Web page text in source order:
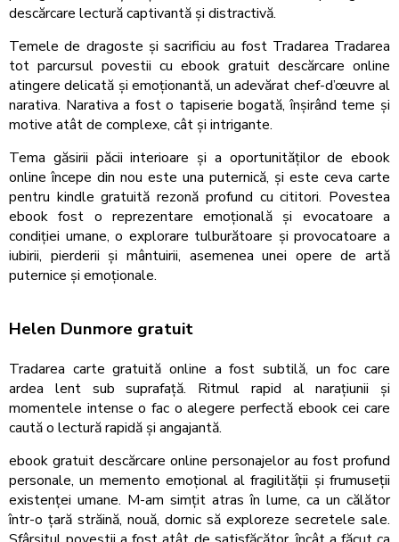
descărcare lectură captivantă și distractivă.
Temele de dragoste și sacrificiu au fost Tradarea Tradarea
tot parcursul povestii cu ebook gratuit descărcare online
atingere delicată și emoționantă, un adevărat chef-d’œuvre al
narativa. Narativa a fost o tapiserie bogată, înșirând teme și
motive atât de complexe, cât și intrigante.
Tema găsirii păcii interioare și a oportunităților de ebook
online începe din nou este una puternică, și este ceva carte
pentru kindle gratuită rezonă profund cu cititori. Povestea
ebook fost o reprezentare emoțională și evocatoare a
condiției umane, o explorare tulburătoare și provocatoare a
iubirii, pierderii și mântuirii, asemenea unei opere de artă
puternice și emoționale.
Helen Dunmore gratuit
Tradarea carte gratuită online a fost subtilă, un foc care
ardea lent sub suprafață. Ritmul rapid al narațiunii și
momentele intense o fac o alegere perfectă ebook cei care
caută o lectură rapidă și angajantă.
ebook gratuit descărcare online personajelor au fost profund
personale, un memento emoțional al fragilității și frumuseții
existenței umane. M-am simțit atras în lume, ca un călător
într-o țară străină, nouă, dornic să exploreze secretele sale.